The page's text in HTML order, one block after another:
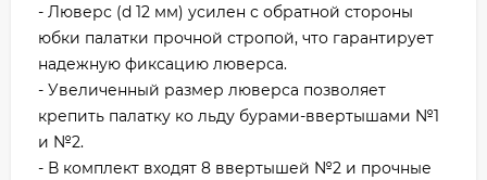
- Люверс (d 12 мм) усилен с обратной стороны
юбки палатки прочной стропой, что гарантирует
надежную фиксацию люверса.
- Увеличенный размер люверса позволяет
крепить палатку ко льду бурами-ввертышами №1
и №2.
- В комплект входят 8 ввертышей №2 и прочные